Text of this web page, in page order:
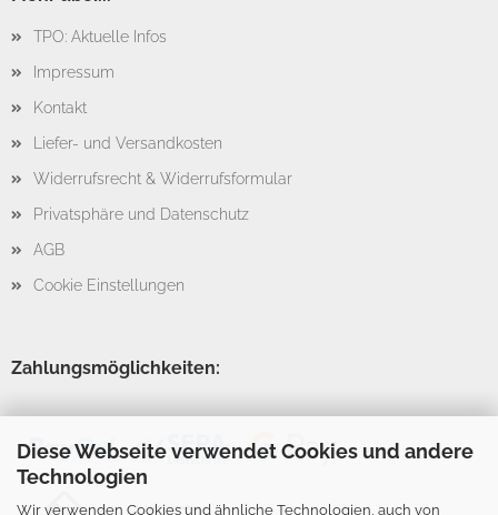
Diese Webseite verwendet Cookies und andere
Technologien
Wir verwenden Cookies und ähnliche Technologien, auch von
TPO: Aktuelle Infos
Impressum
Kontakt
Liefer- und Versandkosten
Widerrufsrecht & Widerrufsformular
Privatsphäre und Datenschutz
AGB
Cookie Einstellungen
Zahlungsmöglichkeiten: